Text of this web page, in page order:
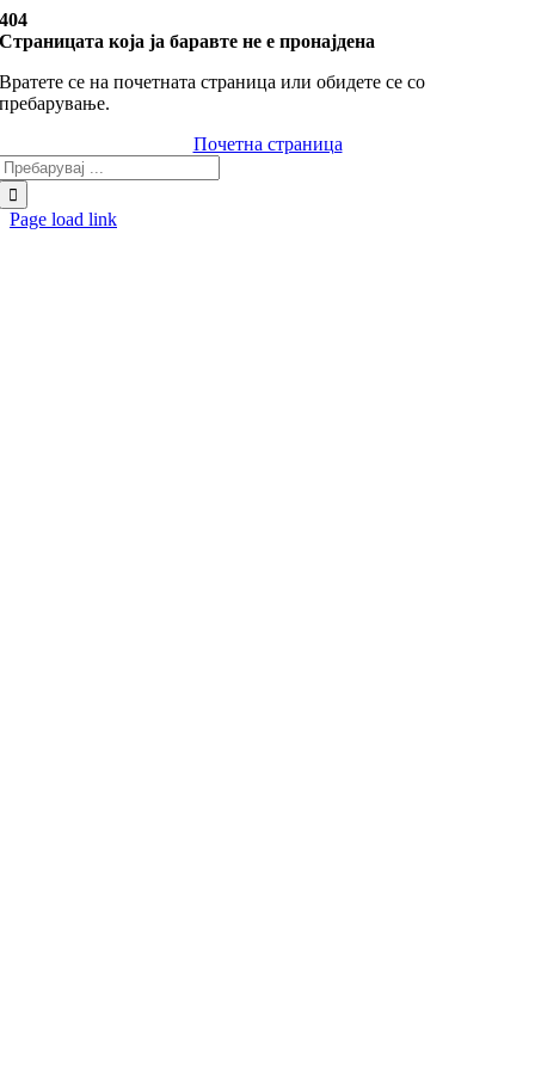
Skip
to
404
Страницата која ја баравте не е пронајдена
Вратете се на почетната страница или обидете се со
пребарување.
Почетна страница
Page load link